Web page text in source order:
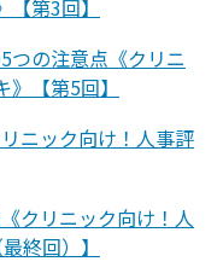
第3回】
つの注意点《クリニ
【第5回】
ニック向け！人事評
クリニック向け！人
終回）】